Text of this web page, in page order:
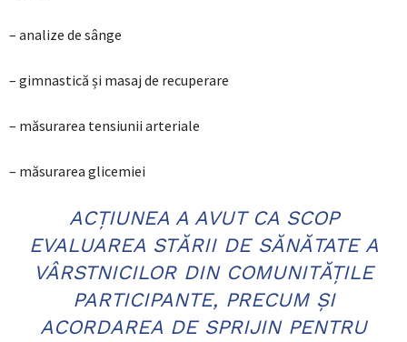
– analize de sânge
– gimnastică și masaj de recuperare
– măsurarea tensiunii arteriale
– măsurarea glicemiei
ACȚIUNEA A AVUT CA SCOP
EVALUAREA STĂRII DE SĂNĂTATE A
VÂRSTNICILOR DIN COMUNITĂȚILE
PARTICIPANTE, PRECUM ȘI
ACORDAREA DE SPRIJIN PENTRU